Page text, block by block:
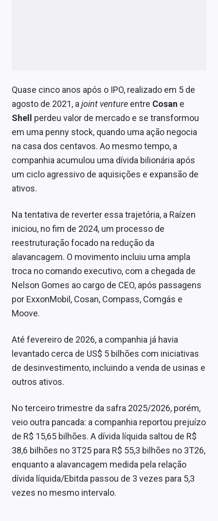
Quase cinco anos após o IPO, realizado em 5 de
agosto de 2021, ajoint venture entre Cosan e
Shell
perdeu valor de mercado e se transformou
em uma penny stock, quando uma ação negocia
na casa dos centavos. Ao mesmo tempo, a
companhia acumulou uma dívida bilionária após
um ciclo agressivo de aquisições e expansão de
ativos.
Na tentativa de reverter essa trajetória, a Raízen
iniciou, no fim de 2024, um processo de
reestruturação focado na redução da
alavancagem. O movimento incluiu uma ampla
troca no comando executivo, com a chegada de
Nelson Gomes ao cargo de CEO, após passagens
por ExxonMobil, Cosan, Compass, Comgás e
Moove.
Até fevereiro de 2026, a companhia já havia
levantado cerca de US$ 5 bilhões com iniciativas
de desinvestimento, incluindo a venda de usinas e
outros ativos.
No terceiro trimestre da safra 2025/2026, porém,
veio outra pancada: a companhia reportou prejuízo
de R$ 15,65 bilhões. A dívida líquida saltou de R$
38,6 bilhões no 3T25 para R$ 55,3 bilhões no 3T26,
enquanto a alavancagem medida pela relação
dívida líquida/Ebitda passou de 3 vezes para 5,3
vezes no mesmo intervalo.